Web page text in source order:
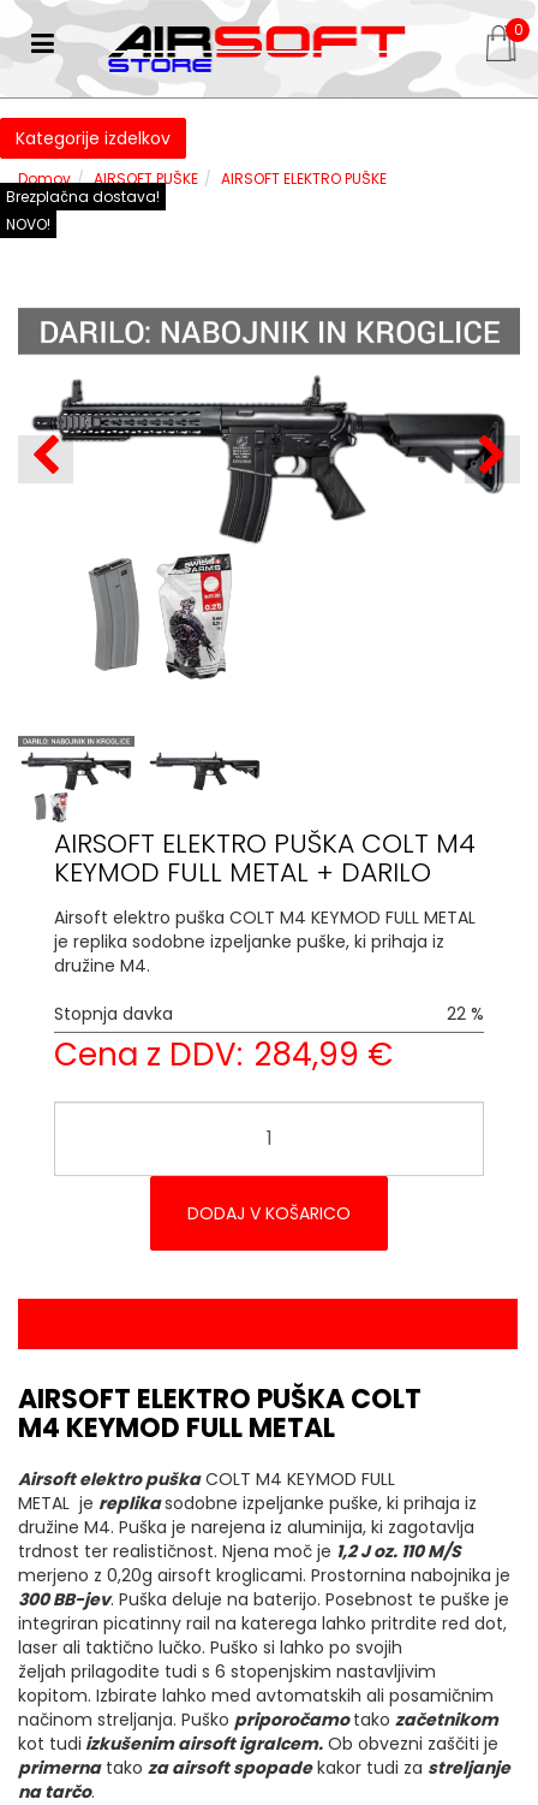
0
Kategorije izdelkov
Domov AIRSOFT PUŠKE
AIRSOFT ELEKTRO PUŠKE
Brezplačna dostava!
NOVO!
AIRSOFT ELEKTRO PUŠKA COLT M4
KEYMOD FULL METAL + DARILO
Airsoft elektro puška COLT M4 KEYMOD FULL METAL
je replika sodobne izpeljanke puške, ki prihaja iz
družine M4.
Stopnja davka
22 %
Cena z DDV: 284,99 €
DODAJ V KOŠARICO
AIRSOFT ELEKTRO PUŠKA COLT
M4 KEYMOD FULL METAL
Airsoft elektro puškaCOLT M4 KEYMOD FULL
METAL je replikasodobne izpeljanke puške, ki prihaja iz
družine M4. Puška je narejena iz aluminija, ki zagotavlja
trdnost ter realističnost. Njena moč je 1,2 J oz. 110 M/S
merjeno z 0,20g airsoft kroglicami. Prostornina nabojnika je
300 BB-jev. Puška deluje na baterijo. Posebnost te puške je
integriran picatinny rail na katerega lahko pritrdite red dot,
laser ali taktično lučko. Puško si lahko po svojih
željah prilagodite tudi s 6 stopenjskim nastavljivim
kopitom. Izbirate lahko med avtomatskih ali posamičnim
načinom streljanja. Puško priporočamotako začetnikom
kot tudi izkušenim airsoft igralcem. Ob obvezni zaščiti je
primernatako za airsoft spopadekakor tudi za streljanje
na tarčo.